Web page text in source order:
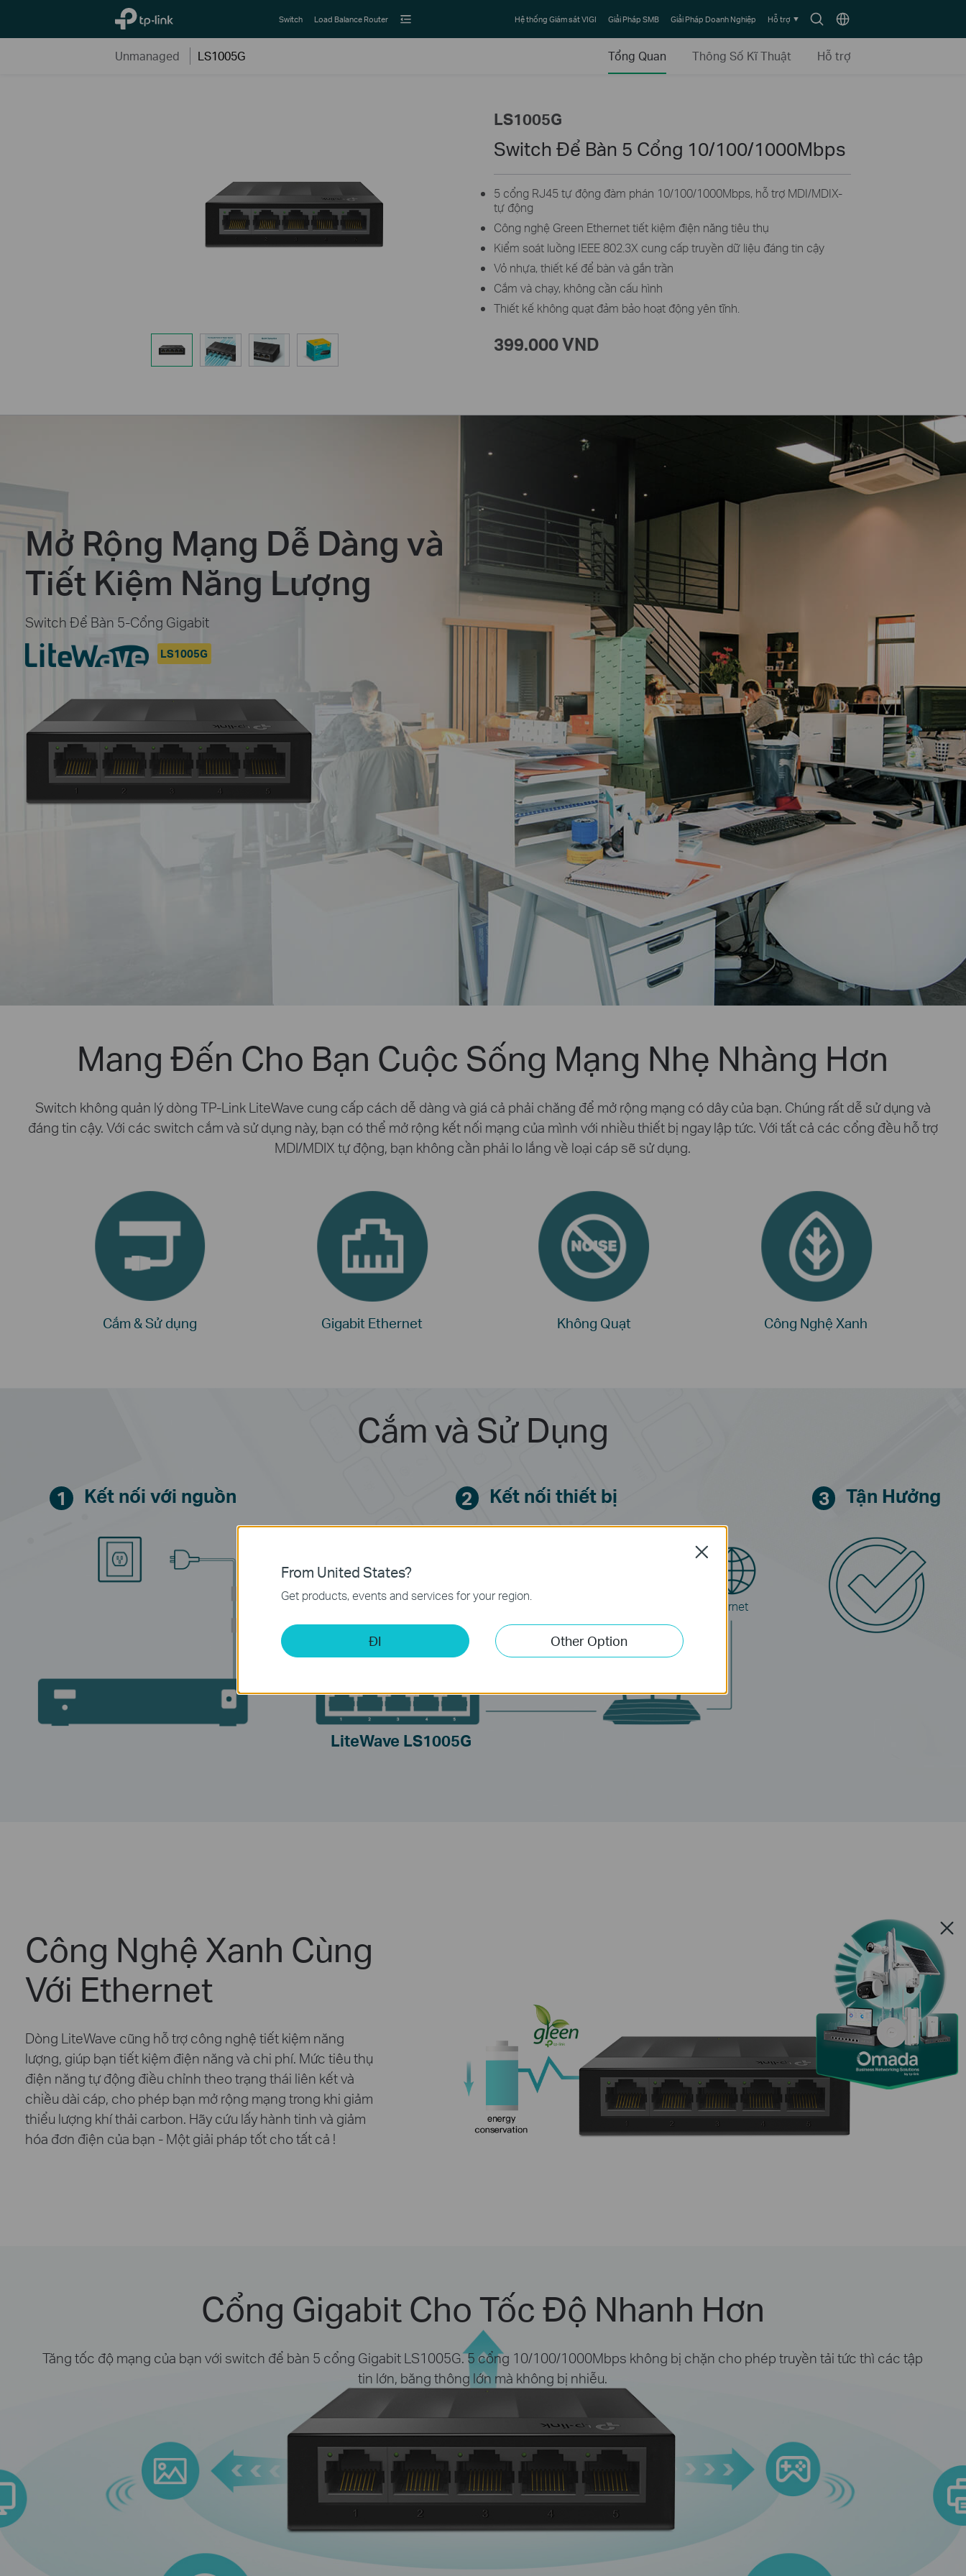
TP-Link, Reliably Smart
Biểu
tìm
Chọn
Switch Load Balance Router Hệ thống Giám sát VIGI Giải Pháp SMB Giải Pháp Doanh Nghiệp Hỗ trợ
Unmanaged LS1005G Tổng Quan Thông Số Kĩ Thuật Hỗ trợ
LS1005G
Switch Để Bàn 5 Cổng 10/100/1000Mbps
5 cổng RJ45 tự động đàm phán 10/100/1000Mbps, hỗ trợ MDI/MDIX-
tự động
Công nghệ Green Ethernet tiết kiệm điện năng tiêu thụ
Kiểm soát luồng IEEE 802.3X cung cấp truyền dữ liệu đáng tin cậy
Vỏ nhựa, thiết kế để bàn và gắn trần
Cắm và chạy, không cần cấu hình
Thiết kế không quạt đảm bảo hoạt động yên tĩnh.
399.000 VND
Mở Rộng Mạng Dễ Dàng và
Tiết Kiệm Năng Lượng
Switch Để Bàn 5-Cổng Gigabit
LS1005G
Mang Đến Cho Bạn Cuộc Sống Mạng Nhẹ Nhàng Hơn
Switch không quản lý dòng TP-Link LiteWave cung cấp cách dễ dàng và giá cả phải chăng để mở rộng mạng có dây của bạn. Chúng rất dễ sử dụng và
đáng tin cậy. Với các switch cắm và sử dụng này, bạn có thể mở rộng kết nối mạng của mình với nhiều thiết bị ngay lập tức. Với tất cả các cổng đều hỗ trợ
MDI/MDIX tự động, bạn không cần phải lo lắng về loại cáp sẽ sử dụng.
Cắm & Sử dụng Gigabit Ethernet Không Quạt Công Nghệ Xanh
Cắm và Sử Dụng
1 Kết nối với nguồn 2 Kết nối thiết bị
IPTV Internet
LiteWave LS1005G
3 Tận Hưởng
Công Nghệ Xanh Cùng
Với Ethernet
Dòng LiteWave cũng hỗ trợ công nghệ tiết kiệm năng
lượng, giúp bạn tiết kiệm điện năng và chi phí. Mức tiêu thụ
điện năng tự động điều chỉnh theo trạng thái liên kết và
chiều dài cáp, cho phép bạn mở rộng mạng trong khi giảm
thiểu lượng khí thải carbon. Hãy cứu lấy hành tinh và giảm
hóa đơn điện của bạn - Một giải pháp tốt cho tất cả !
Cổng Gigabit Cho Tốc Độ Nhanh Hơn
Tăng tốc độ mạng của bạn với switch để bàn 5 cổng Gigabit LS1005G. 5 cổng 10/100/1000Mbps không bị chặn cho phép truyền tải tức thì các tập
tin lớn, băng thông lớn mà không bị nhiễu.
From United States?
Get products, events and services for your region.
ĐI Other Option
Close